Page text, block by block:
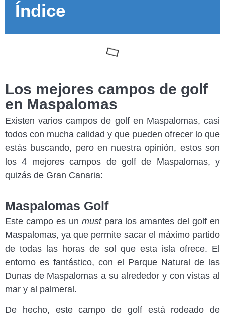
Índice
Los mejores campos de golf
en Maspalomas
Existen varios campos de golf en Maspalomas, casi
todos con mucha calidad y que pueden ofrecer lo que
estás buscando, pero en nuestra opinión, estos son
los 4 mejores campos de golf de Maspalomas, y
quizás de Gran Canaria:
Maspalomas Golf
Este campo es un mustpara los amantes del golf en
Maspalomas, ya que permite sacar el máximo partido
de todas las horas de sol que esta isla ofrece. El
entorno es fantástico, con el Parque Natural de las
Dunas de Maspalomas a su alrededor y con vistas al
mar y al palmeral.
De hecho, este campo de golf está rodeado de